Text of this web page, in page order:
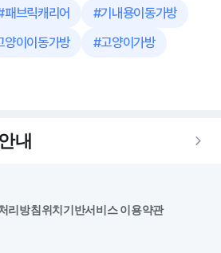
패브릭캐리어 #기내용이동가방
양이이동가방 #고양이가방
내
리방침위치기반서비스 이용약관